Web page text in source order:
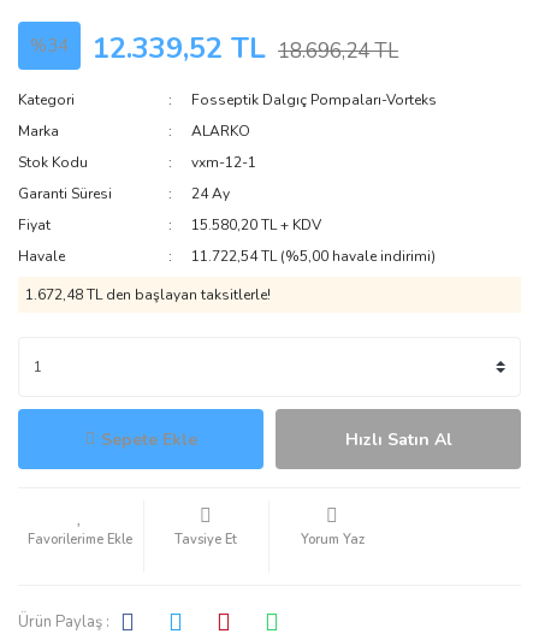
%34 12.339,52 TL 18.696,24 TL
Kategori
Fosseptik Dalgıç Pompaları-Vorteks
Marka
ALARKO
Stok Kodu
vxm-12-1
Garanti Süresi
24 Ay
Fiyat
15.580,20 TL + KDV
Havale
11.722,54 TL (%5,00 havale indirimi)
1.672,48 TL den başlayan taksitlerle!
Sepete Ekle Hızlı Satın Al
Tavsiye Et Yorum Yaz
Ürün Paylaş :